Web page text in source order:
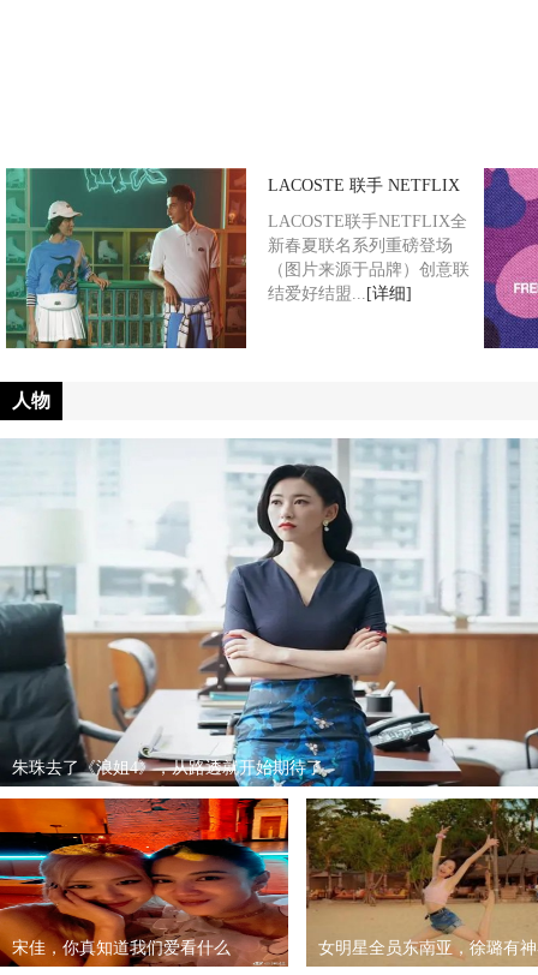
LACOSTE 联手 NETFLIX
LACOSTE联手NETFLIX全
新春夏联名系列重磅登场
（图片来源于品牌）创意联
结爱好结盟... [详细]
人物
朱珠去了《浪姐4》，从路透就开始期待了
宋佳，你真知道我们爱看什么 女明星全员东南亚，徐璐有